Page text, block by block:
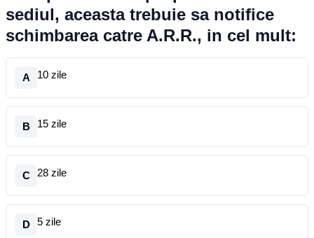
sediul, aceasta trebuie sa notifice
schimbarea catre A.R.R., in cel mult:
A 10 zile
B 15 zile
C 28 zile
D 5 zile